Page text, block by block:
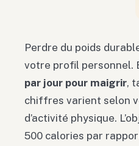
Perdre du poids
votre profil personnel.
par jour pour maigrir,
chiffres varient selon
d’activité physique.
500 calories par